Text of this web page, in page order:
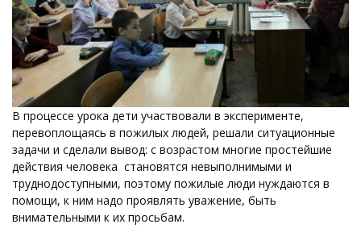
В процессе урока дети участвовали в эксперименте,
перевоплощаясь в пожилых людей, решали ситуационные
задачи и сделали вывод: с возрастом многие простейшие
действия человека становятся невыполнимыми и
труднодоступными, поэтому пожилые люди нуждаются в
помощи, к ним надо проявлять уважение, быть
внимательными к их просьбам.